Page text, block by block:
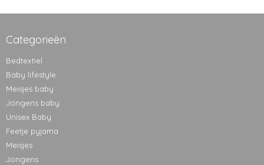
Categorieën
Bedtextiel
Baby lifestyle
Meisjes baby
Jongens baby
Unisex Baby
Feetje pyjama
Meisjes
Jongens